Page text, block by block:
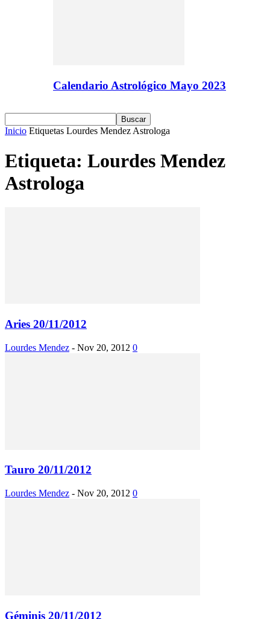
Calendario Astrológico Mayo 2023
Inicio Etiquetas Lourdes Mendez Astrologa
Etiqueta: Lourdes Mendez
Astrologa
Aries 20/11/2012
Lourdes Mendez - Nov 20, 2012 0
Tauro 20/11/2012
Lourdes Mendez - Nov 20, 2012 0
Géminis 20/11/2012